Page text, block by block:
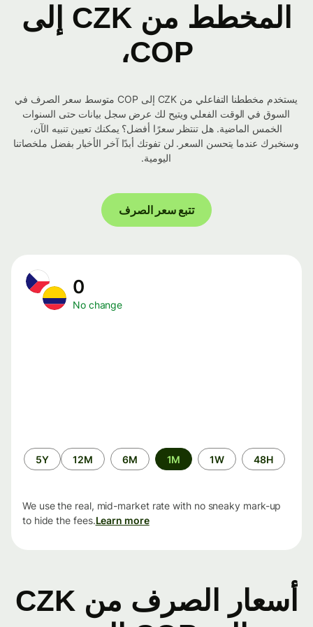
المخطط من CZK إلى
COP،
يستخدم مخططنا التفاعلي من CZK إلى COP متوسط ​​سعر الصرف في
السوق في الوقت الفعلي ويتيح لك عرض سجل بيانات حتى السنوات
الخمس الماضية. هل تنتظر سعرًا أفضل؟ يمكنك تعيين تنبيه الآن،
وسنخبرك عندما يتحسن السعر. لن تفوتك أبدًا آخر الأخبار بفضل ملخصاتنا
اليومية.
تتبع سعر الصرف
No change
الفترة
الزمنية
48H
1W
1M
6M
12M
5Y
We use the real, mid-market rate with no sneaky mark-up
to hide the fees.Learn more
أسعار الصرف من CZK